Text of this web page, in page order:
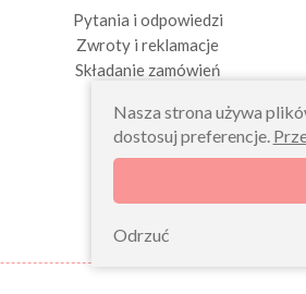
Pytania i odpowiedzi
Zwroty i reklamacje
Składanie zamówień
Nasza strona używa
dostosuj preferencje.
Odrzuć